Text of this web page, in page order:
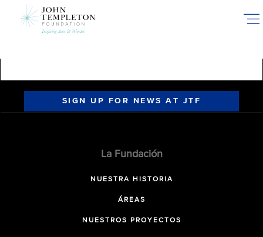
SIGN UP FOR NEWS AT JTF
La Fundación
NUESTRA HISTORIA
ÁREAS
NUESTROS PROYECTOS